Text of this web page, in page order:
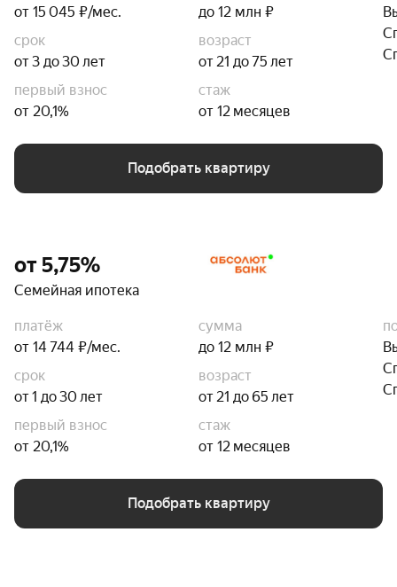
от 15 045 ₽/мес.
до 12 млн ₽
срок
от 3 до 30 лет
возраст
от 21 до 75 лет
первый взнос
от 20,1%
стаж
от 12 месяцев
Подобрать квартиру
от 5,75%
Семейная ипотека
платёж
от 14 744 ₽/мес.
сумма
до 12 млн ₽
срок
от 1 до 30 лет
возраст
от 21 до 65 лет
первый взнос
от 20,1%
стаж
от 12 месяцев
Подобрать квартиру